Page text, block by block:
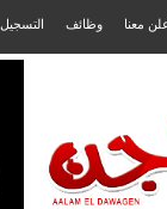
معنا وظائف التسجيل